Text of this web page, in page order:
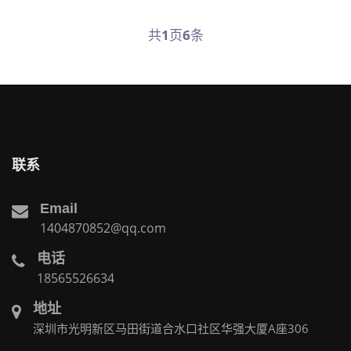
共1页6条
联系
Email
1404870852@qq.com
电话
18565526634
地址
深圳市光明新区马田街道合水口社区华强大厦A座306